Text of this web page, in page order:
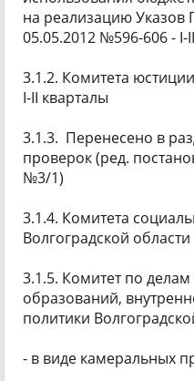
на реализацию Указов
05.05.2012 №596-606 - I-
3.1.2. Комитета
I-II кварталы
3.1.3. Перенесено в
проверок (ред.
№3/1)
3.1.4. Комитета
Волгоградской
3.1.5. Комитет по
образований,
политики
- в виде камеральных